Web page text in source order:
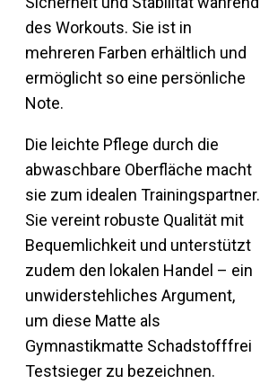
des Workouts. Sie ist in
mehreren Farben erhältlich und
ermöglicht so eine persönliche
Note.
Die leichte Pflege durch die
abwaschbare Oberfläche macht
sie zum idealen Trainingspartner.
Sie vereint robuste Qualität mit
Bequemlichkeit und unterstützt
zudem den lokalen Handel – ein
unwiderstehliches Argument,
um diese Matte als
Gymnastikmatte Schadstofffrei
Testsieger zu bezeichnen.